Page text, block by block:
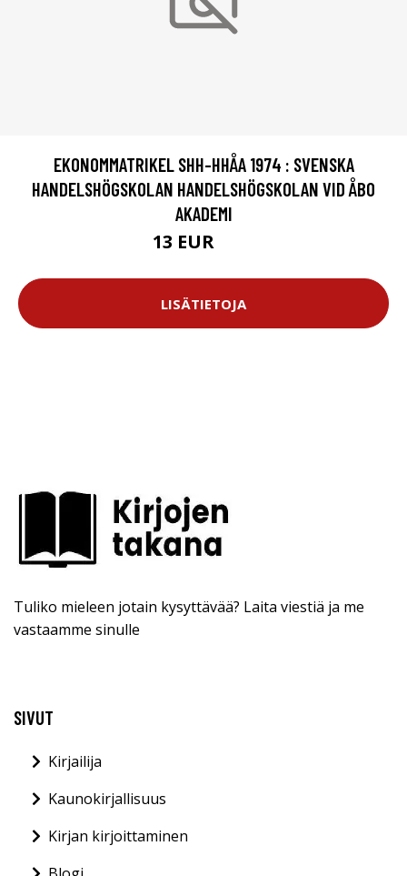
EKONOMMATRIKEL SHH-HHÅA 1974 : SVENSKA
HANDELSHÖGSKOLAN HANDELSHÖGSKOLAN VID ÅBO
AKADEMI
13 EUR
LISÄTIETOJA
Tuliko mieleen jotain kysyttävää? Laita viestiä ja me
vastaamme sinulle
SIVUT
Kirjailija
Kaunokirjallisuus
Kirjan kirjoittaminen